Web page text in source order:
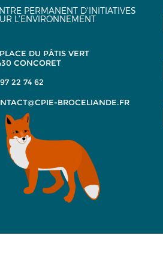
PERMANENT D'INITIATIVES
L'ENVIRONNEMENT
DU PÂTIS VERT
CONCORET
22 74 62
BROCELIANDE.FR